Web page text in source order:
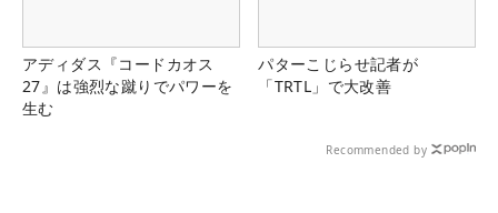
アディダス『コードカオス
27』は強烈な蹴りでパワーを
生む
パターこじらせ記者が
「TRTL」で大改善
Recommended by